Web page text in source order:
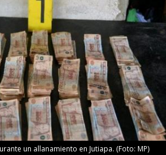
un allanamiento en Jutiapa. (Foto: MP)